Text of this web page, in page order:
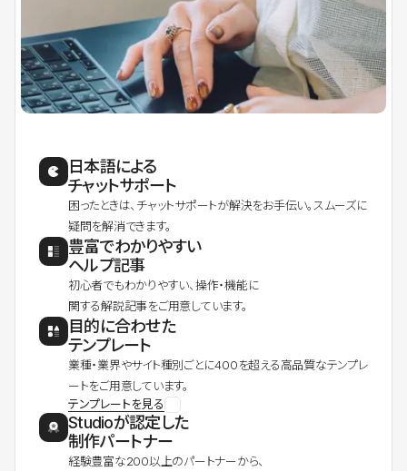
日本語による
チャットサポート
困ったときは、チャットサポートが解決をお手伝い。スムーズに
疑問を解消できます。
豊富でわかりやすい
ヘルプ記事
初心者でもわかりやすい、操作・機能に
関する解説記事をご用意しています。
目的に合わせた
テンプレート
業種・業界やサイト種別ごとに400を超える高品質なテンプレ
ートをご用意しています。
テンプレートを見る
Studioが認定した
制作パートナー
経験豊富な200以上のパートナーから、